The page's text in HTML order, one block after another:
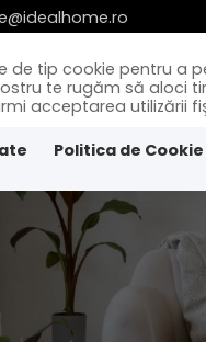
de tip cookie pentru a
te rugăm să aloci
acceptarea utilizării
Politica de Cookie